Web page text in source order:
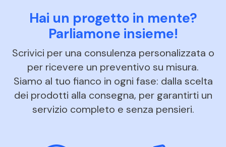
Hai un progetto in mente?
Parliamone insieme!
Scrivici per una consulenza personalizzata o
per ricevere un preventivo su misura.
Siamo al tuo fianco in ogni fase: dalla scelta
dei prodotti alla consegna, per garantirti un
servizio completo e senza pensieri.